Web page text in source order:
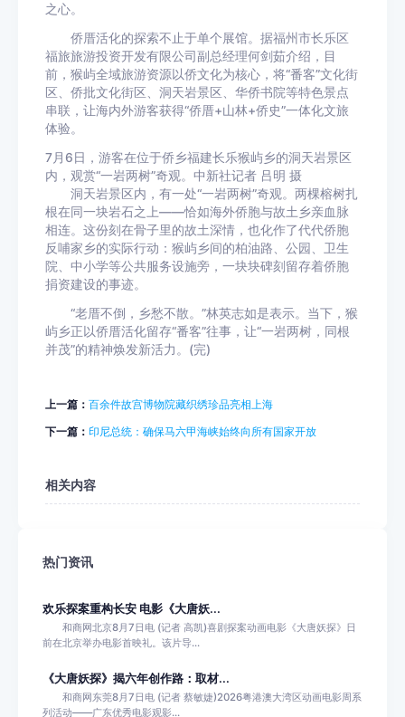
之心。
侨厝活化的探索不止于单个展馆。据福州市长乐区
福旅旅游投资开发有限公司副总经理何剑茹介绍，目
前，猴屿全域旅游资源以侨文化为核心，将“番客”文化街
区、侨批文化街区、洞天岩景区、华侨书院等特色景点
串联，让海内外游客获得“侨厝+山林+侨史”一体化文旅
体验。
7月6日，游客在位于侨乡福建长乐猴屿乡的洞天岩景区
内，观赏“一岩两树”奇观。中新社记者 吕明 摄
洞天岩景区内，有一处“一岩两树”奇观。两棵榕树扎
根在同一块岩石之上——恰如海外侨胞与故土乡亲血脉
相连。这份刻在骨子里的故土深情，也化作了代代侨胞
反哺家乡的实际行动：猴屿乡间的柏油路、公园、卫生
院、中小学等公共服务设施旁，一块块碑刻留存着侨胞
捐资建设的事迹。
“老厝不倒，乡愁不散。”林英志如是表示。当下，猴
屿乡正以侨厝活化留存“番客”往事，让“一岩两树，同根
并茂”的精神焕发新活力。(完)
上一篇： 百余件故宫博物院藏织绣珍品亮相上海
下一篇： 印尼总统：确保马六甲海峡始终向所有国家开放
相关内容
热门资讯
欢乐探案重构长安 电影《大唐妖...
和商网北京8月7日电 (记者 高凯)喜剧探案动画电影《大唐妖探》日
前在北京举办电影首映礼。该片导...
《大唐妖探》揭六年创作路：取材...
和商网东莞8月7日电 (记者 蔡敏婕)2026粤港澳大湾区动画电影周系
列活动——广东优秀电影观影...